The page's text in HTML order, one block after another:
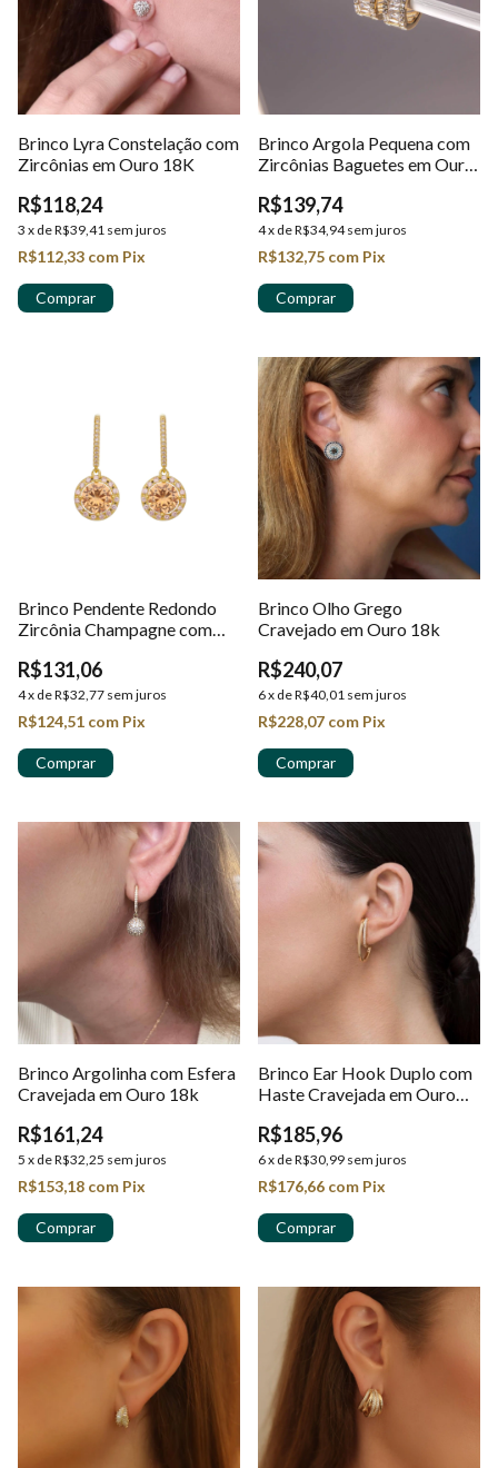
Brinco Lyra Constelação com
Zircônias em Ouro 18K
R$118,24
3 x deR$39,41 sem juros
R$112,33 com Pix
Brinco Argola Pequena com
Zircônias Baguetes em Ouro
R$139,74
4x deR$34,94 sem juros
R$132,75 com Pix
Brinco Pendente Redondo
Zircônia Champagne com
18K
R$131,06
4x deR$32,77 sem juros
R$124,51 com Pix
Brinco Olho Grego
Cravejado em Ouro 18k
R$240,07
6x deR$40,01 sem juros
R$228,07 com Pix
Brinco Argolinha com Esfera
Cravejada em Ouro 18k
R$161,24
5 x deR$32,25 sem juros
R$153,18 com Pix
Brinco Ear Hook Duplo com
Haste Cravejada em Ouro
R$185,96
6x deR$30,99 sem juros
R$176,66 com Pix